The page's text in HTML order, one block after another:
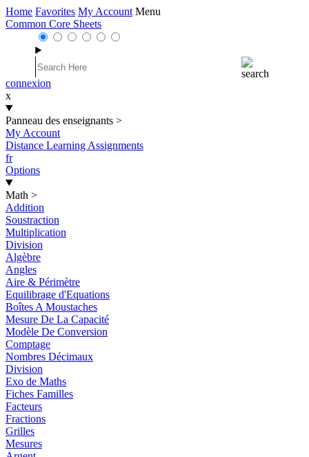
Home Favorites My Account Menu
Common Core Sheets
connexion
x
Panneau des enseignants >
My Account
Distance Learning Assignments
fr
Options
Math >
Addition
Soustraction
Multiplication
Division
Algèbre
Angles
Aire & Périmètre
Equilibrage d'Equations
Boîtes A Moustaches
Mesure De La Capacité
Modèle De Conversion
Comptage
Nombres Décimaux
Division
Exo de Maths
Fiches Familles
Facteurs
Fractions
Grilles
Mesures